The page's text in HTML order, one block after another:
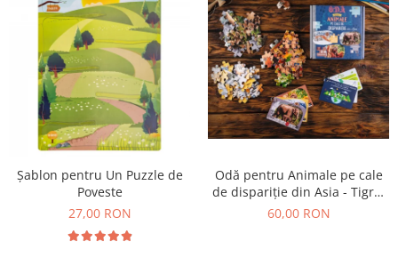
Șablon pentru Un Puzzle de
Poveste
27,00 RON
Odă pentru Animale pe cale
de dispariție din Asia - Tigrul
Siberian, Urangutanul și
60,00 RON